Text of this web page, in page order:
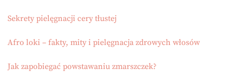
Sekrety pielęgnacji cery tłustej
Afro loki – fakty, mity i pielęgnacja zdrowych włosów
Jak zapobiegać powstawaniu zmarszczek?